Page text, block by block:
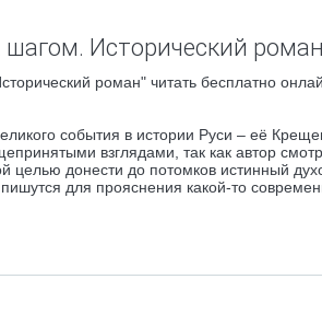
шагом. Исторический
роман" читать бесплатно
события в истории Руси – её
взглядами, так как автор
целью донести до потомков истинный
для прояснения какой-то